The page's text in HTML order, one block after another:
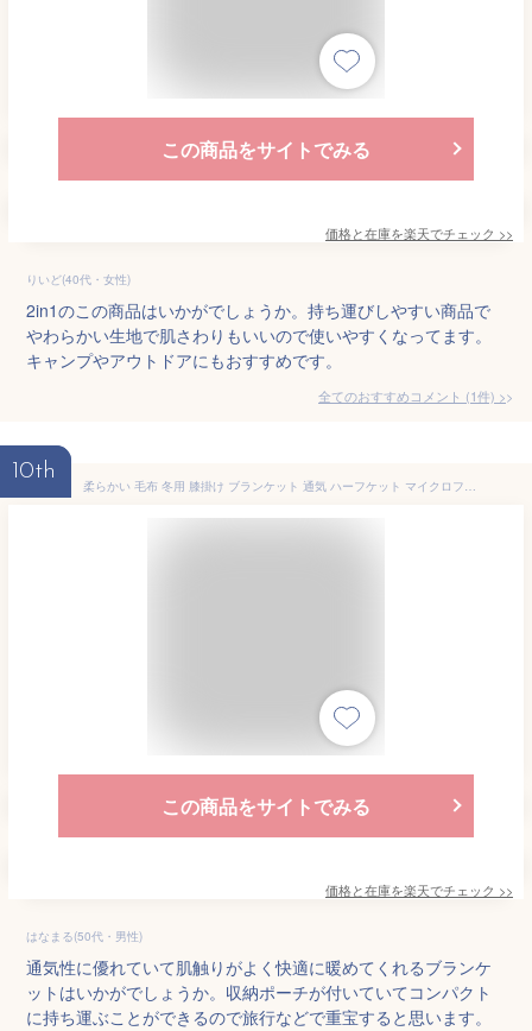
この商品をサイトでみる
価格と在庫を楽天でチェック >>
りいど(40代・女性)
2in1のこの商品はいかがでしょうか。持ち運びしやすい商品で
やわらかい生地で肌さわりもいいので使いやすくなってます。
キャンプやアウトドアにもおすすめです。
全てのおすすめコメント (1件) >
10th
柔らかい 毛布 冬用 膝掛け ブランケット 通気 ハーフケット マイクロファイバー く肌触り 洗える 静電防止 四季適用 専用収納ポーチ付き 電車、キャンプ、バックパッキングと旅行に最
この商品をサイトでみる
価格と在庫を楽天でチェック >>
はなまる(50代・男性)
通気性に優れていて肌触りがよく快適に暖めてくれるブランケ
ットはいかがでしょうか。収納ポーチが付いていてコンパクト
に持ち運ぶことができるので旅行などで重宝すると思います。